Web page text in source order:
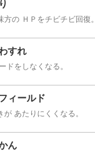
の ＨＰをチビチビ回復。
すれ
ドをしなくなる。
ィールド
あたりにくくなる。
ん